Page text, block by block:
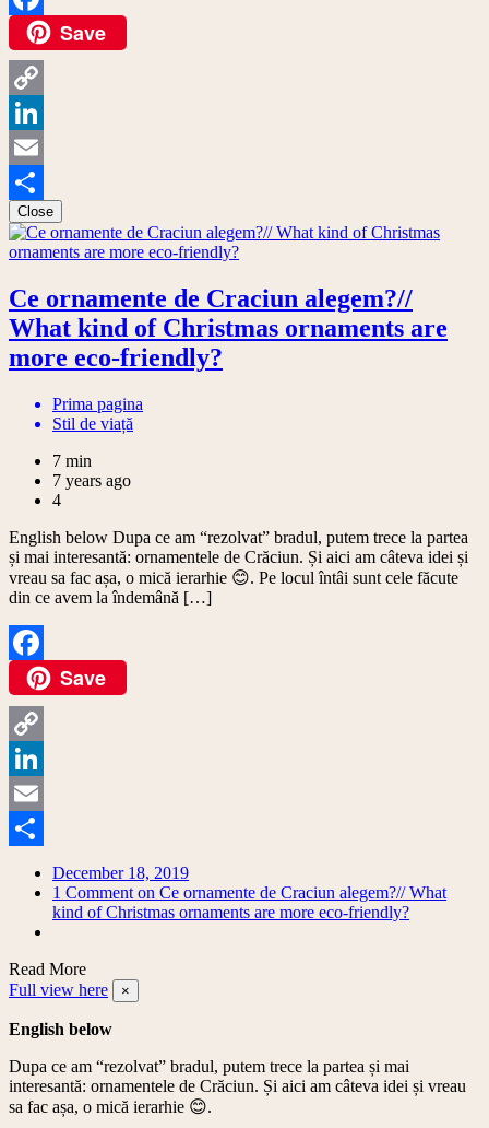
FacebookSave
Copy
Link
LinkedIn
Email
Share
Close
Ce ornamente de Craciun alegem?//
What kind of Christmas ornaments are
more eco-friendly?
Prima pagina
Stil de viață
7 min
7 years ago
4
English below Dupa ce am “rezolvat” bradul, putem trece la partea
și mai interesantă: ornamentele de Crăciun. Și aici am câteva idei și
vreau sa fac așa, o mică ierarhie 😊. Pe locul întâi sunt cele făcute
din ce avem la îndemână […]
FacebookSave
Copy
Link
LinkedIn
Email
December 18, 2019
1 Comment on Ce ornamente de Craciun alegem?// What
kind of Christmas ornaments are more eco-friendly?
Read More
Full view here
×
English below
Dupa ce am “rezolvat” bradul, putem trece la partea și mai
interesantă: ornamentele de Crăciun. Și aici am câteva idei și vreau
sa fac așa, o mică ierarhie 😊.